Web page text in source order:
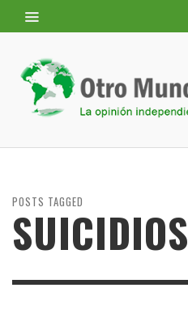
POSTS TAGGED
SUICIDIOS